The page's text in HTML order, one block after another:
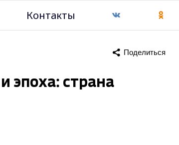
Контакты
Поделиться
эпоха: страна